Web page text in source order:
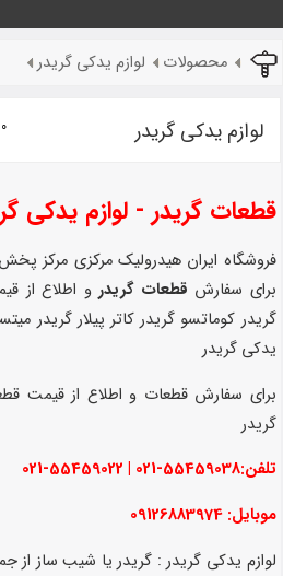
محصولات لوازم یدکی گریدر
لوازم یدکی گریدر
قطعات گریدر - لوازم یدکی
فروشگاه ایران هیدرولیک مرکزی مرکز پخش
برای سفارش قطعات گریدرو اطلاع از
گریدر کوماتسو گریدر کاتر پیلار گریدر
یدکی گریدر
برای سفارش قطعات و اطلاع از قیمت
گریدر
تلفن:55459038-021 | 55459022-021
موبایل: 09126883974
لوازم یدکی گریدر : گریدر یا شیب ساز از